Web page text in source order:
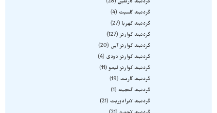
گردنبند کارنلین 28
گردنبند کلسیت
4
گردنبند کهربا
27
گردنبند کوارتز 127
گردنبند کوارتز آبی
20
گردنبند کوارتز دودی
4
گردنبند کوارتز لیمو 11
گردنبند گارنت
19
گردنبند گنجینه
1
گردنبند لابرادوریت
21